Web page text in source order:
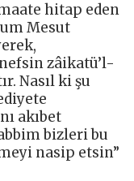
hitap eden
Mesut
zâikatü’l-
Nasıl ki şu
akıbet
bizleri bu
nasip etsin”